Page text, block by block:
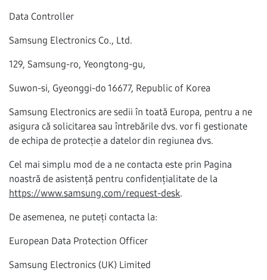
Data Controller
Samsung Electronics Co., Ltd.
129, Samsung-ro, Yeongtong-gu,
Suwon-si, Gyeonggi-do 16677, Republic of Korea
Samsung Electronics are sedii în toată Europa, pentru a ne
asigura că solicitarea sau întrebările dvs. vor fi gestionate
de echipa de protecție a datelor din regiunea dvs.
Cel mai simplu mod de a ne contacta este prin Pagina
noastră de asistență pentru confidențialitate de la
https://www.samsung.com/request-desk.
De asemenea, ne puteți contacta la:
European Data Protection Officer
Samsung Electronics (UK) Limited